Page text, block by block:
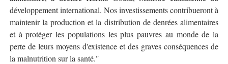
développement international. Nos investissements contribueront à
maintenir la production et la distribution de denrées alimentaires
et à protéger les populations les plus pauvres au monde de la
perte de leurs moyens d'existence et des graves conséquences de
la malnutrition sur la santé."